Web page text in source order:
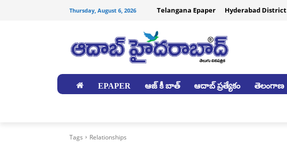
Thursday, August 6, 2026 Telangana Epaper Hyderabad District
EPAPER ఆజ్ కీ బాత్ ఆదాబ్ ప్రత్యేకం తెలంగాణ
Tags Relationships